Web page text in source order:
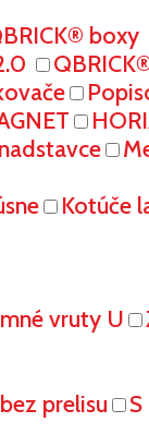
boxy
Kotúče
vruty U
prelisu